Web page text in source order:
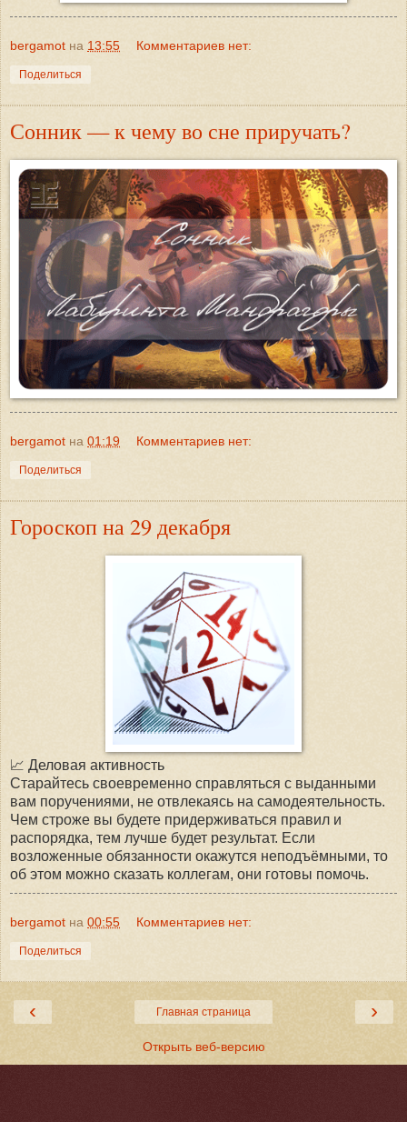
bergamot на 13:55 Комментариев нет:
Поделиться
Сонник — к чему во сне приручать?
bergamot на 01:19 Комментариев нет:
Поделиться
Гороскоп на 29 декабря
📈 Деловая активность
Старайтесь своевременно справляться с выданными
вам поручениями, не отвлекаясь на самодеятельность.
Чем строже вы будете придерживаться правил и
распорядка, тем лучше будет результат. Если
возложенные обязанности окажутся неподъёмными, то
об этом можно сказать коллегам, они готовы помочь.
bergamot на 00:55 Комментариев нет:
Поделиться
‹ ›
Главная страница
Открыть веб-версию